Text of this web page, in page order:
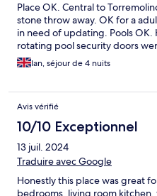
Place OK. Central to
stone throw away. OK for a
in need of updating. Pools
rotating pool security doors
Ian, séjour de 4 nuits
Avis vérifié
10/10 Exceptionnel
13 juil. 2024
Traduire avec Google
Honestly this place was great
bedrooms, living room